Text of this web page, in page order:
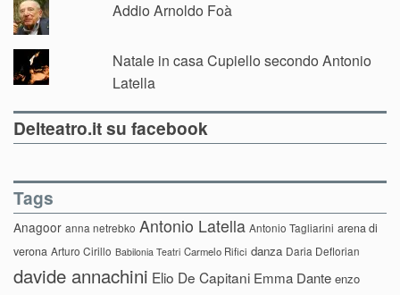
Addio Arnoldo Foà
Natale in casa Cupiello secondo Antonio
Latella
Delteatro.it su facebook
Tags
Anagoor anna netrebko Antonio Latella Antonio Tagliarini arena di
verona Arturo Cirillo Babilonia Teatri Carmelo Rifici danza Daria Deflorian
davide annachini Elio De Capitani Emma Dante enzo